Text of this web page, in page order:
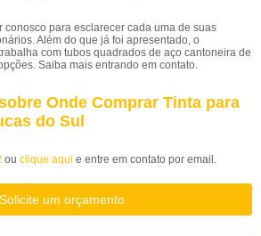
conosco para esclarecer cada uma de suas
Além do que já foi apresentado, o
com tubos quadrados de aço cantoneira de
Saiba mais entrando em contato.
Onde Comprar Tinta para
do Sul
ou clique aqui e entre em contato por email.
Solicite um orçamento